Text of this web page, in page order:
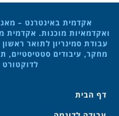
אקדמית באינטרנט –
ואקדמאיות מוכנות. אקדמית
עבודת סמינריון לתואר
מחקר, עיבודים סטטיסטיים,
לדוקטורט
דף הבית